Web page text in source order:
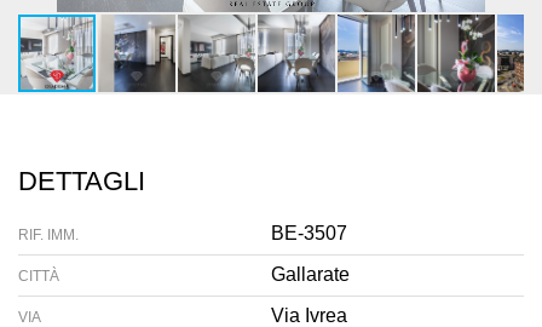
DETTAGLI
RIF. IMM. BE-3507
CITTÀ Gallarate
VIA Via Ivrea